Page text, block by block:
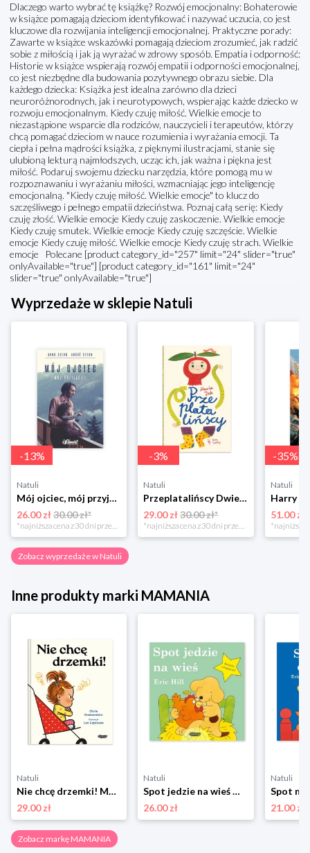
Dlaczego warto wybrać tę książkę? Rozwój emocjonalny: Bohaterowie
w książce pomagają dzieciom identyfikować i nazywać uczucia, co jest
kluczowe dla rozwijania inteligencji emocjonalnej. Praktyczne porady:
Zawarte w książce wskazówki pomagają dzieciom zrozumieć, jak radzić
sobie z miłością i jak ją wyrażać w zdrowy sposób. Empatia i odporność:
Historie w książce wspierają rozwój empatii i odporności emocjonalnej,
co jest niezbędne dla budowania pozytywnego obrazu siebie. Dla
każdego dziecka: Książka jest idealna zarówno dla dzieci
neuroróżnorodnych, jak i neurotypowych, wspierając każde dziecko w
rozwoju emocjonalnym. Kiedy czuję miłość. Wielkie emocje to
niezastąpione wsparcie dla rodziców, nauczycieli i terapeutów, którzy
chcą pomagać dzieciom w nauce rozumienia i wyrażania emocji. Ta
ciepła i pełna mądrości książka, z pięknymi ilustracjami, stanie się
ulubioną lekturą najmłodszych, ucząc ich, jak ważna i piękna jest
miłość. Podaruj swojemu dziecku narzędzia, które pomogą mu w
rozpoznawaniu i wyrażaniu miłości, wzmacniając jego inteligencję
emocjonalną. "Kiedy czuję miłość. Wielkie emocje" to klucz do
szczęśliwego i pełnego empatii dzieciństwa. Poznaj całą serię: Kiedy
czuję złość. Wielkie emocje Kiedy czuję zaskoczenie. Wielkie emocje
Kiedy czuję smutek. Wielkie emocje Kiedy czuję szczęście. Wielkie
emocje Kiedy czuję miłość. Wielkie emocje Kiedy czuję strach. Wielkie
emocje Polecane [product category_id="257" limit="24" slider="true"
onlyAvailable="true"] [product category_id="161" limit="24"
slider="true" onlyAvailable="true"]
Wyprzedaże w sklepie Natuli
-13%
Natuli
Mój ojciec, mój przyjaciel Element
26.00 zł30.00 zł*
*najniższa cena z 30 dni przed obniżką
-3%
Natuli
Przeplatalińscy Dwie siostry
29.00 zł 30.00 zł*
*najniższa cena z 30 dni przed obniżką
-35%
Natuli
51.00 zł
Zobacz wyprzedaże w Natuli
Inne produkty marki MAMANIA
Natuli
Nie chcę drzemki! Mamania
29.00 zł
Natuli
Spot jedzie na wieś Mamania
26.00 zł
Natuli
21.00 zł
Zobacz markę MAMANIA